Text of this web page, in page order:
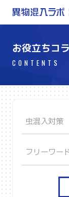
お役立ちコ
CONTENTS